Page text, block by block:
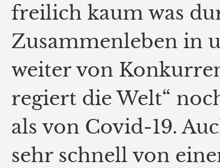
freilich kaum was
Zusammenleben in
weiter von
regiert die Welt“
als von Covid-19.
sehr schnell von